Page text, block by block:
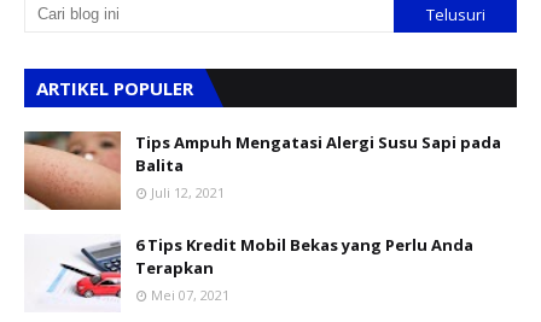
ARTIKEL POPULER
Tips Ampuh Mengatasi Alergi Susu Sapi pada
Balita
Juli 12, 2021
6 Tips Kredit Mobil Bekas yang Perlu Anda
Terapkan
Mei 07, 2021